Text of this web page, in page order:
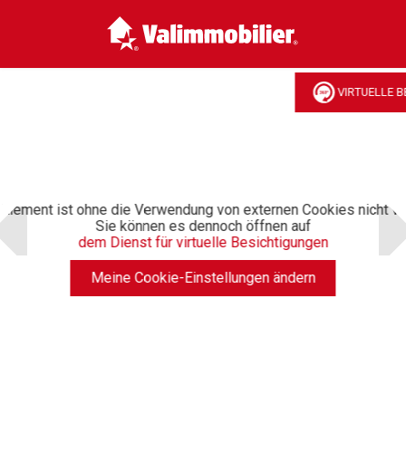
VIRTUELLE
ist ohne die Verwendung von externen Cookies nicht
Sie können es dennoch öffnen auf
dem Dienst für virtuelle Besichtigungen
Meine Cookie-Einstellungen ändern